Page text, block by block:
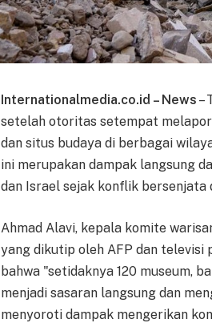
Internationalmedia.co.id – News –
setelah otoritas setempat
dan situs budaya di berbagai
ini merupakan dampak langsung
dan Israel sejak konflik bersenjata
Ahmad Alavi, kepala komite
yang dikutip oleh AFP dan televisi
bahwa "setidaknya 120 museum,
menjadi sasaran langsung dan
menyoroti dampak mengerikan